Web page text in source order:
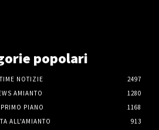
popolari
NOTIZIE
2497
AMIANTO
1280
PIANO
1168
ALL'AMIANTO
913